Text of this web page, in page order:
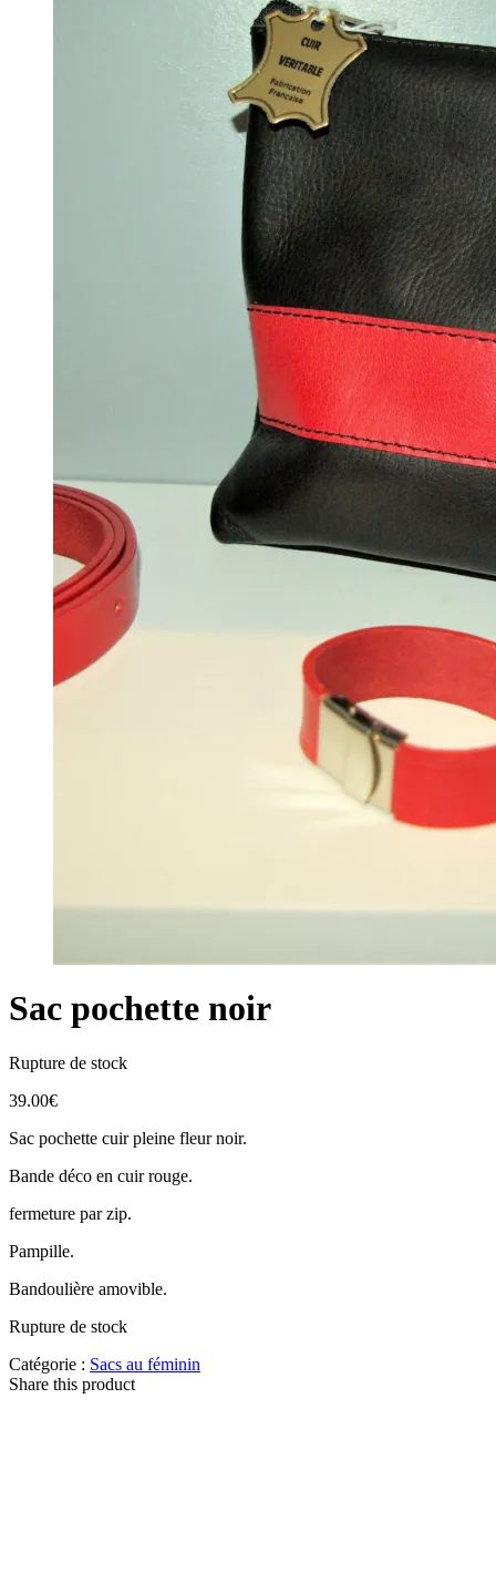
Sac pochette noir
Rupture de stock
39.00€
Sac pochette cuir pleine fleur noir.
Bande déco en cuir rouge.
fermeture par zip.
Pampille.
Bandoulière amovible.
Rupture de stock
Catégorie : Sacs au féminin
Share this product